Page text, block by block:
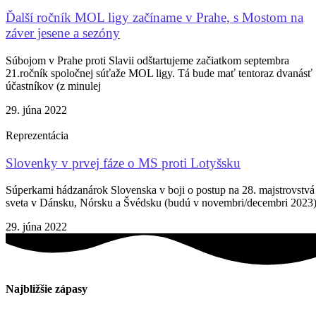
Ďalší ročník MOL ligy začíname v Prahe, s Mostom na
záver jesene a sezóny
Súbojom v Prahe proti Slavii odštartujeme začiatkom septembra
21.ročník spoločnej súťaže MOL ligy. Tá bude mať tentoraz dvanásť
účastníkov (z minulej
29. júna 2022
Reprezentácia
Slovenky v prvej fáze o MS proti Lotyšsku
Súperkami hádzanárok Slovenska v boji o postup na 28. majstrovstvá
sveta v Dánsku, Nórsku a Švédsku (budú v novembri/decembri 2023)
29. júna 2022
Najbližšie zápasy